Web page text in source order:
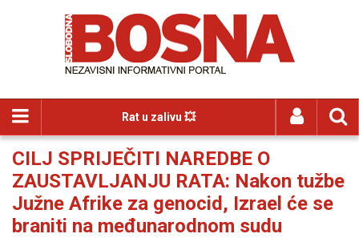
Rat u zalivu 💥
CILJ SPRIJEČITI NAREDBE O
ZAUSTAVLJANJU RATA: Nakon tužbe
Južne Afrike za genocid, Izrael će se
braniti na međunarodnom sudu